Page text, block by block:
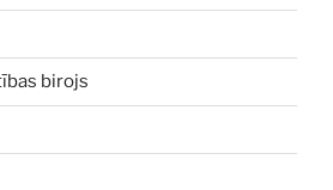
birojs